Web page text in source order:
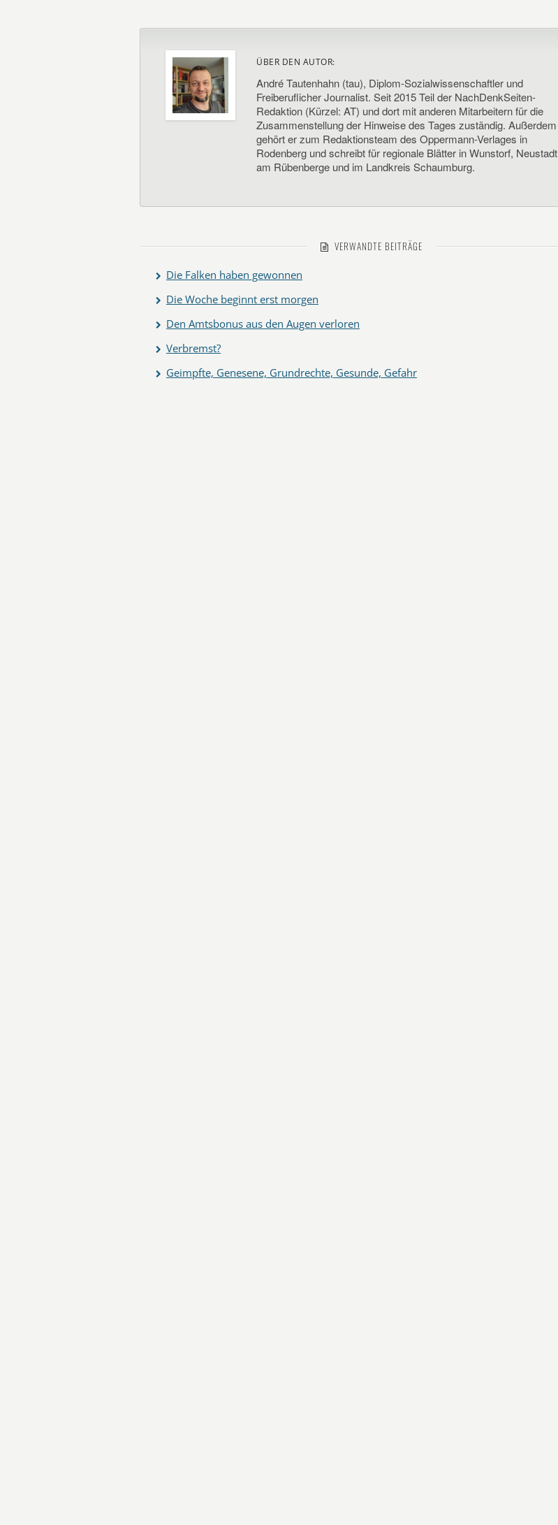
ÜBER DEN AUTOR:
André Tautenhahn (tau), Diplom-Sozialwissenschaftler und
Freiberuflicher Journalist. Seit 2015 Teil der NachDenkSeiten-
Redaktion (Kürzel: AT) und dort mit anderen Mitarbeitern für die
Zusammenstellung der Hinweise des Tages zuständig. Außerdem
gehört er zum Redaktionsteam des Oppermann-Verlages in
Rodenberg und schreibt für regionale Blätter in Wunstorf, Neustadt
am Rübenberge und im Landkreis Schaumburg.
VERWANDTE BEITRÄGE
Die Falken haben gewonnen
Die Woche beginnt erst morgen
Den Amtsbonus aus den Augen verloren
Verbremst?
Geimpfte, Genesene, Grundrechte, Gesunde, Gefahr